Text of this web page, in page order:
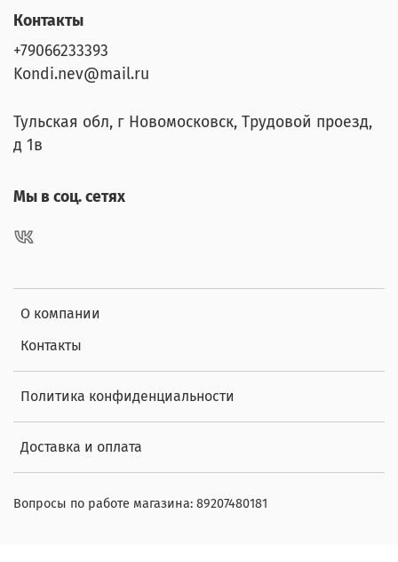
О компании
Контакты
Политика конфиденциальности
Доставка и оплата
Контакты
+79066233393
Kondi.nev@mail.ru
Тульская обл, г Новомосковск, Трудовой проезд,
д 1в
Мы в соц. сетях
Вопросы по работе магазина: 89207480181